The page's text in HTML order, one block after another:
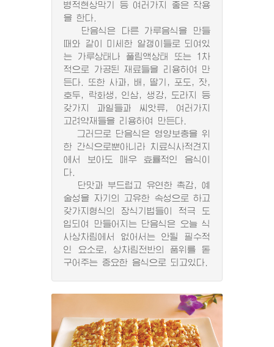
병적현상막기 등 여러가지 좋은 작용
을 한다.
단음식은 다른 가루음식을 만들
때와 같이 미세한 알갱이들로 되여있
는 가루상태나 풀림액상태 또는 1차
적으로 가공된 재료들을 리용하여 만
든다. 또한 사과, 배, 딸기, 포도, 잣,
호두, 락화생, 인삼, 생강, 도라지 등
갖가지 과일들과 씨앗류, 여러가지
고려약재들을 리용하여 만든다.
그러므로 단음식은 영양보충을 위
한 간식으로뿐아니라 치료식사적견지
에서 보아도 매우 효률적인 음식이
다.
단맛과 부드럽고 유연한 촉감, 예
술성을 자기의 고유한 속성으로 하고
갖가지형식의 장식기법들이 적극 도
입되여 만들어지는 단음식은 오늘 식
사상차림에서 없어서는 안될 필수적
인 요소로, 상차림전반의 품위를 돋
구어주는 중요한 음식으로 되고있다.